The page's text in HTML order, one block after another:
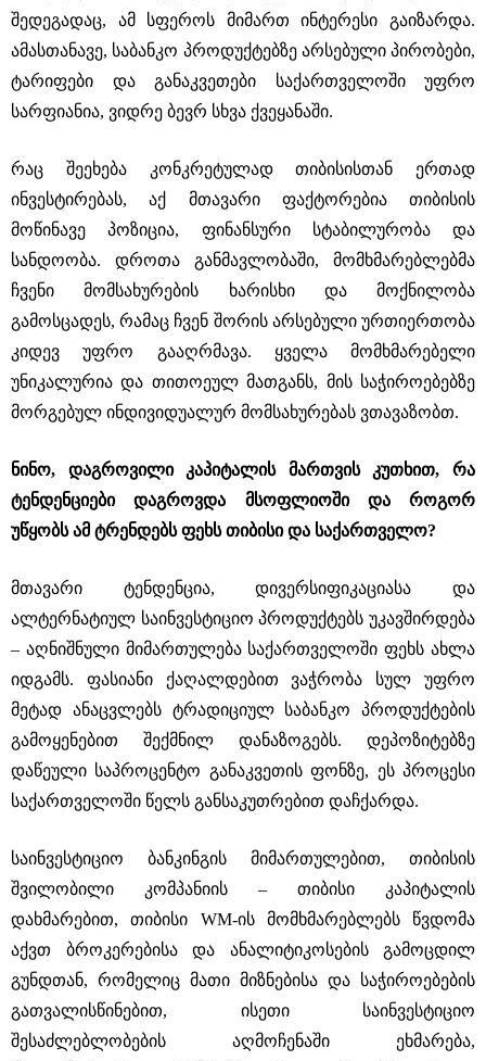
შედეგადაც, ამ სფეროს მიმართ ინტერესი გაიზარდა.
ამასთანავე, საბანკო პროდუქტებზე არსებული პირობები,
ტარიფები და განაკვეთები საქართველოში უფრო
სარფიანია, ვიდრე ბევრ სხვა ქვეყანაში.
რაც შეეხება კონკრეტულად თიბისისთან ერთად
ინვესტირებას, აქ მთავარი ფაქტორებია თიბისის
მოწინავე პოზიცია, ფინანსური სტაბილურობა და
სანდოობა. დროთა განმავლობაში, მომხმარებლებმა
ჩვენი მომსახურების ხარისხი და მოქნილობა
გამოსცადეს, რამაც ჩვენ შორის არსებული ურთიერთობა
კიდევ უფრო გააღრმავა. ყველა მომხმარებელი
უნიკალურია და თითოეულ მათგანს, მის საჭიროებებზე
მორგებულ ინდივიდუალურ მომსახურებას ვთავაზობთ.
ნინო, დაგროვილი კაპიტალის მართვის კუთხით, რა
ტენდენციები დაგროვდა მსოფლიოში და როგორ
უწყობს ამ ტრენდებს ფეხს თიბისი და საქართველო?
მთავარი ტენდენცია, დივერსიფიკაციასა და
ალტერნატიულ საინვესტიციო პროდუქტებს უკავშირდება
‒ აღნიშნული მიმართულება საქართველოში ფეხს ახლა
იდგამს. ფასიანი ქაღალდებით ვაჭრობა სულ უფრო
მეტად ანაცვლებს ტრადიციულ საბანკო პროდუქტების
გამოყენებით შექმნილ დანაზოგებს. დეპოზიტებზე
დაწეული საპროცენტო განაკვეთის ფონზე, ეს პროცესი
საქართველოში წელს განსაკუთრებით დაჩქარდა.
საინვესტიციო ბანკინგის მიმართულებით, თიბისის
შვილობილი კომპანიის ‒ თიბისი კაპიტალის
დახმარებით, თიბისი WM-ის მომხმარებლებს წვდომა
აქვთ ბროკერებისა და ანალიტიკოსების გამოცდილ
გუნდთან, რომელიც მათი მიზნებისა და საჭიროებების
გათვალისწინებით, ისეთი საინვესტიციო
შესაძლებლობების აღმოჩენაში ეხმარება,